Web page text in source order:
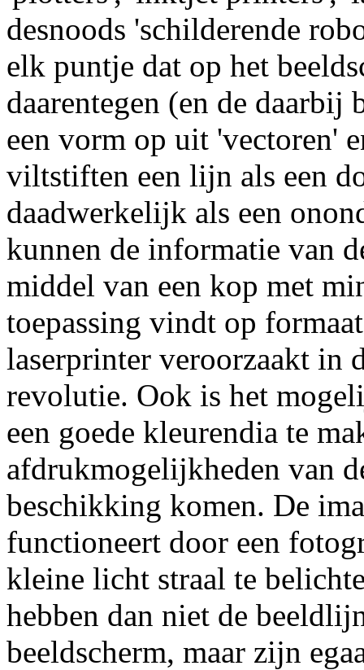
desnoods 'schilderende
elk puntje dat op het
daarentegen (en de daarbij
een vorm op uit 'vectoren'
viltstiften een lijn als een
daadwerkelijk als een
kunnen de informatie van
middel van een kop met
toepassing vindt op
laserprinter veroorzaakt in
revolutie. Ook is het
een goede kleurendia te
afdrukmogelijkheden van
beschikking komen. De
functioneert door een
kleine licht straal te
hebben dan niet de
beeldscherm, maar zijn